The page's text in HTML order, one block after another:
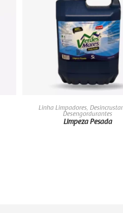
LEIA MAIS
Linha Limpadores,
Desengordurantes
Limpeza Pesada